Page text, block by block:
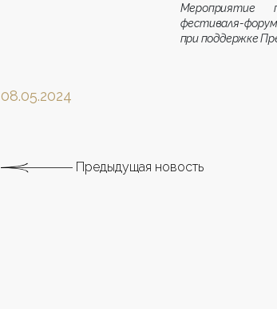
Мероприятие
фестиваля-
при поддержке
08.05.2024
Предыдущая новость